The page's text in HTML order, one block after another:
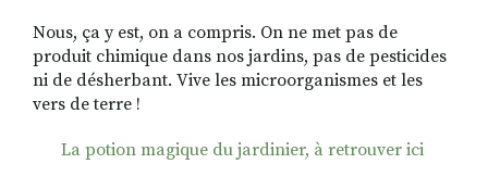
Nous, ça y est, on a compris. On ne met pas de
produit chimique dans nos jardins, pas de pesticides
ni de désherbant. Vive les microorganismes et les
vers de terre !
La potion magique du jardinier, à retrouver ici